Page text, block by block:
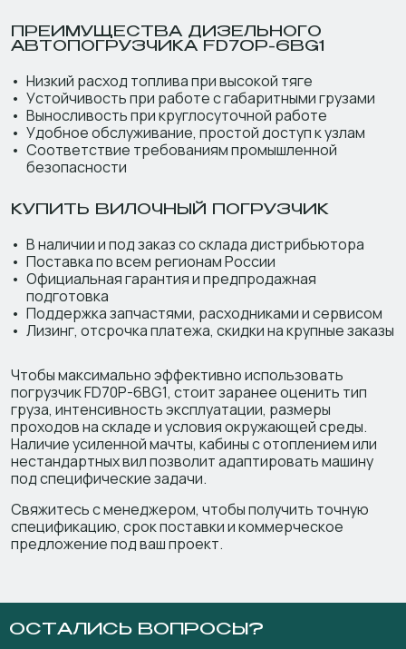
ПРЕИМУЩЕСТВА ДИЗЕЛЬНОГО
АВТОПОГРУЗЧИКА FD70P-6BG1
Низкий расход топлива при высокой тяге
Устойчивость при работе с габаритными грузами
Выносливость при круглосуточной работе
Удобное обслуживание, простой доступ к узлам
Соответствие требованиям промышленной
безопасности
КУПИТЬ ВИЛОЧНЫЙ ПОГРУЗЧИК
В наличии и под заказ со склада дистрибьютора
Поставка по всем регионам России
Официальная гарантия и предпродажная
подготовка
Поддержка запчастями, расходниками и сервисом
Лизинг, отсрочка платежа, скидки на крупные заказы
Чтобы максимально эффективно использовать
погрузчик FD70P-6BG1, стоит заранее оценить тип
груза, интенсивность эксплуатации, размеры
проходов на складе и условия окружающей среды.
Наличие усиленной мачты, кабины с отоплением или
нестандартных вил позволит адаптировать машину
под специфические задачи.
Свяжитесь с менеджером, чтобы получить точную
спецификацию, срок поставки и коммерческое
предложение под ваш проект.
ОСТАЛИСЬ ВОПРОСЫ?